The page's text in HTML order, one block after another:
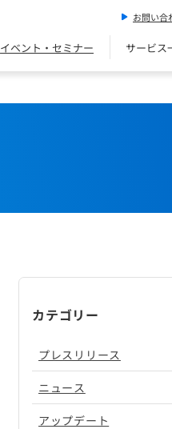
お問い合
イベント・セミナー サービス
カテゴリー
プレスリリース
ニュース
アップデート